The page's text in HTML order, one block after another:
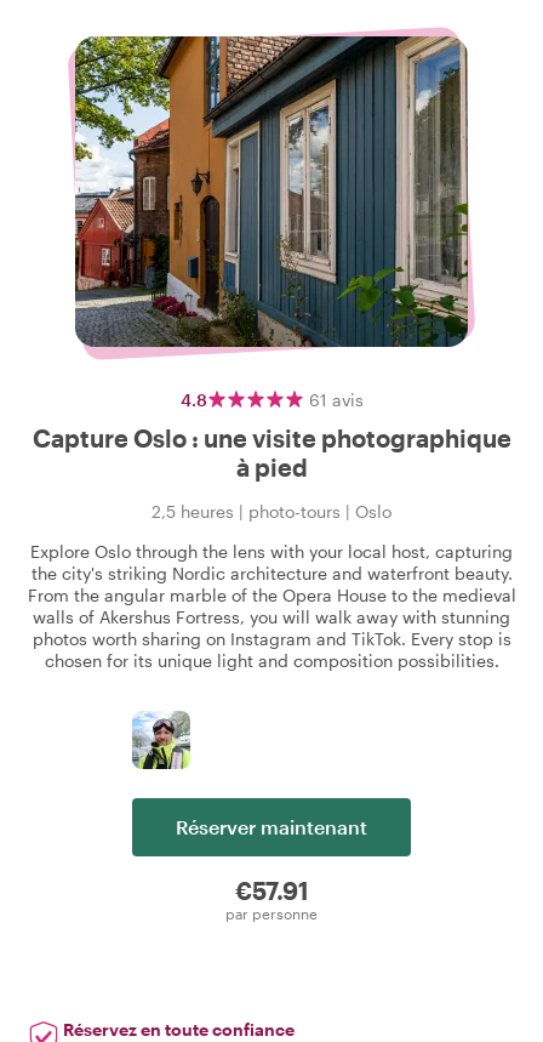
4.8 61 avis
Capture Oslo : une visite photographique
à pied
2,5 heures | photo-tours | Oslo
Explore Oslo through the lens with your local host, capturing
the city's striking Nordic architecture and waterfront beauty.
From the angular marble of the Opera House to the medieval
walls of Akershus Fortress, you will walk away with stunning
photos worth sharing on Instagram and TikTok. Every stop is
chosen for its unique light and composition possibilities.
Réserver maintenant
€57.91
par personne
Réservez en toute confiance